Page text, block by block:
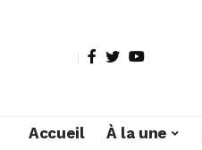
Accueil À la une